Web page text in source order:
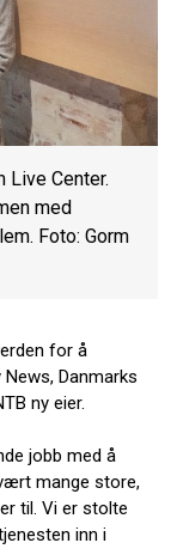
Live Center.
med
Foto: Gorm
for å
Danmarks
ny eier.
jobb med å
mange store,
til. Vi er stolte
inn i